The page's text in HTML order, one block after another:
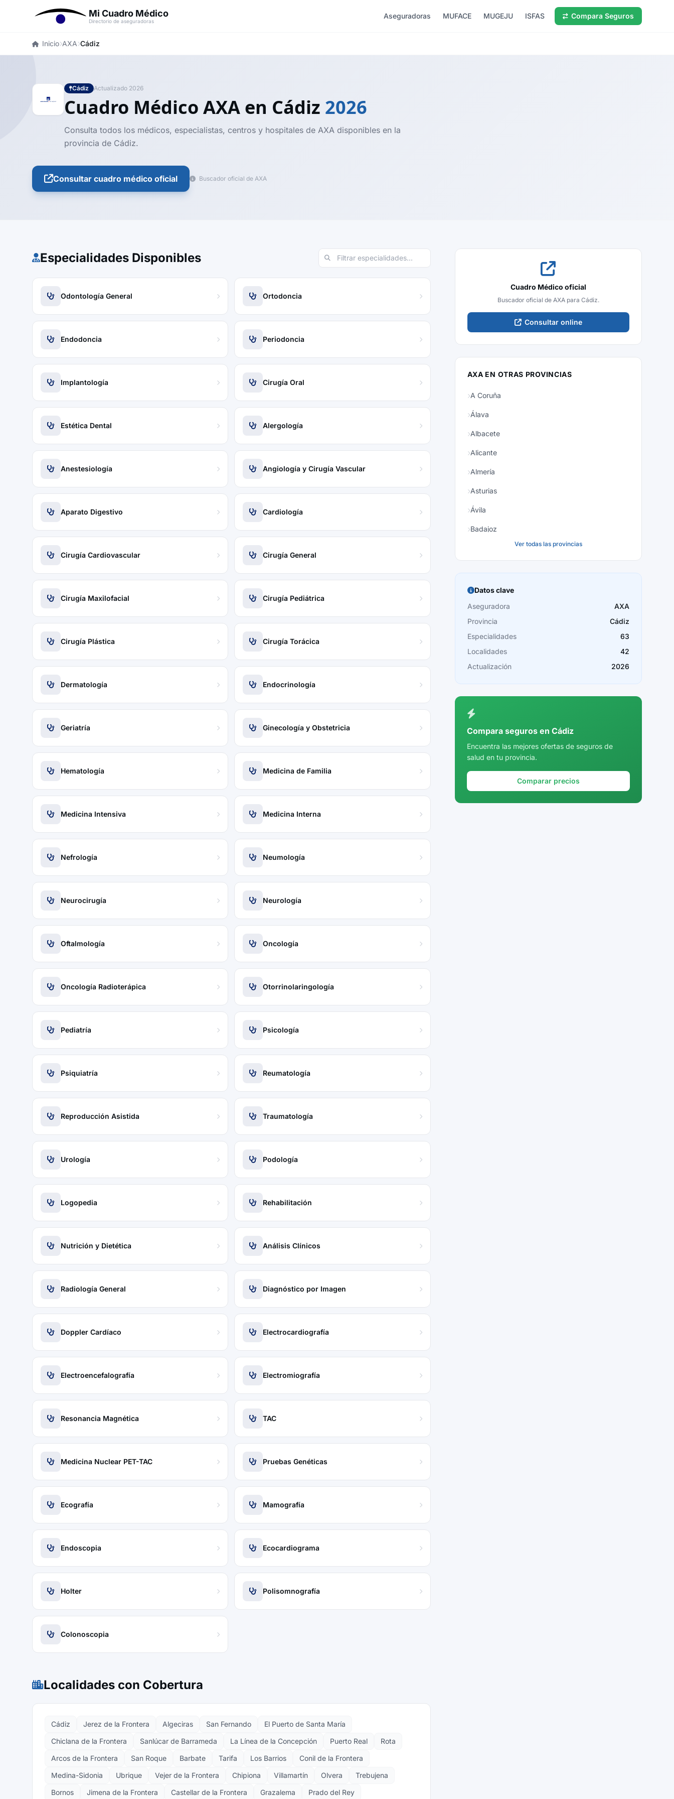
Mi Cuadro Médico
Directorio de aseguradoras
Aseguradoras MUFACE MUGEJU ISFAS Compara Seguros
Inicio AXA Cádiz
Cádiz Actualizado 2026
Cuadro Médico AXA en Cádiz 2026
Consulta todos los médicos, especialistas, centros y hospitales de AXA disponibles en la
provincia de Cádiz.
Consultar cuadro médico oficial Buscador oficial de AXA
Especialidades Disponibles
Odontología General Ortodoncia
Endodoncia Periodoncia
Implantología Cirugía Oral
Estética Dental Alergología
Anestesiología Angiología y Cirugía Vascular
Aparato Digestivo Cardiología
Cirugía Cardiovascular Cirugía General
Cirugía Maxilofacial Cirugía Pediátrica
Cirugía Plástica Cirugía Torácica
Dermatología Endocrinología
Geriatría Ginecología y Obstetricia
Hematología Medicina de Familia
Medicina Intensiva Medicina Interna
Nefrología Neumología
Neurocirugía Neurología
Oftalmología Oncología
Oncología Radioterápica Otorrinolaringología
Pediatría Psicología
Psiquiatría Reumatología
Reproducción Asistida Traumatología
Urología Podología
Logopedia Rehabilitación
Nutrición y Dietética Análisis Clínicos
Radiología General Diagnóstico por Imagen
Doppler Cardíaco Electrocardiografía
Electroencefalografía Electromiografía
Resonancia Magnética TAC
Medicina Nuclear PET-TAC Pruebas Genéticas
Ecografía Mamografía
Endoscopia Ecocardiograma
Holter Polisomnografía
Colonoscopia
Localidades con Cobertura
Cádiz Jerez de la Frontera Algeciras San Fernando
El Puerto de Santa María
Chiclana de la Frontera
Sanlúcar de Barrameda La Línea de la Concepción Puerto Real
Rota
Arcos de la Frontera
San Roque Barbate Tarifa Los Barrios
Conil de la Frontera
Medina-Sidonia
Ubrique Vejer de la Frontera Chipiona Villamartín Olvera
Trebujena
Bornos
Jimena de la Frontera Castellar de la Frontera Grazalema Prado del Rey
Cuadro Médico oficial
Buscador oficial de AXA para Cádiz.
Consultar online
AXA EN OTRAS PROVINCIAS
A Coruña
Álava
Albacete
Alicante
Almería
Asturias
Ávila
Badajoz
Burgos
Cáceres
Cádiz
Cantabria
Castellón
Córdoba
Cuenca
Girona
Ver todas las provincias
Datos clave
Aseguradora
AXA
Provincia
Cádiz
Especialidades
63
Localidades
42
Actualización
2026
Compara seguros en Cádiz
Encuentra las mejores ofertas de seguros de
salud en tu provincia.
Comparar precios